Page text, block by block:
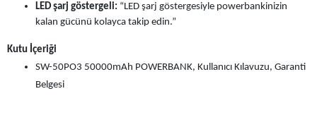
LED şarj göstergeli: “LED şarj göstergesiyle powerbankinizin
kalan gücünü kolayca takip edin.”
Kutu İçeriği
SW-50PO3 50000mAh POWERBANK, Kullanıcı Kılavuzu, Garanti
Belgesi